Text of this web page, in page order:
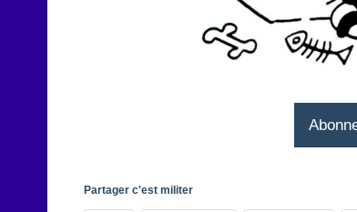
Partager c'est militer